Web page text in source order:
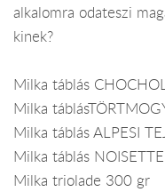
alkalomra odateszi
kinek?
Milka táblás
Milka
Milka táblás ALPESI
Milka táblás
Milka triolade 300 gr